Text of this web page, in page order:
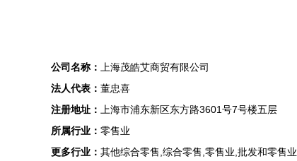
公司名称：
上海茂皓艾商贸有限公司
法人代表： 董忠喜
注册地址：
上海市浦东新区东方路3601号7号楼五层
所属行业： 零售业
更多行业： 其他综合零售,综合零售,零售业,批发和零售业